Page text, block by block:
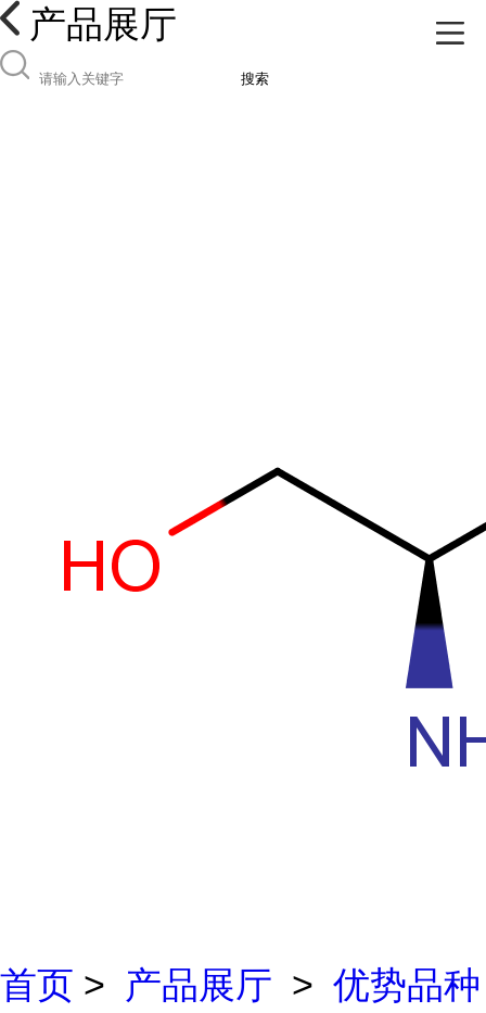
产品展厅
搜索
首页 > 产品展厅 > 优势品种